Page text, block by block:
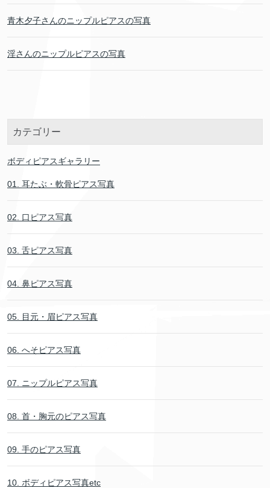
青木夕子さんのニップルピアスの写真
淫さんのニップルピアスの写真
カテゴリー
ボディピアスギャラリー
01. 耳たぶ・軟骨ピアス写真
02. 口ピアス写真
03. 舌ピアス写真
04. 鼻ピアス写真
05. 目元・眉ピアス写真
06. へそピアス写真
07. ニップルピアス写真
08. 首・胸元のピアス写真
09. 手のピアス写真
10. ボディピアス写真etc